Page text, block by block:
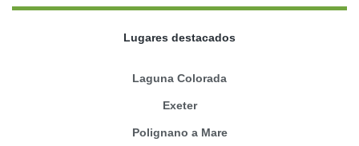
Lugares destacados
Laguna Colorada
Exeter
Polignano a Mare